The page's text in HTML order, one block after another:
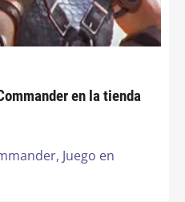
en la tienda
Juego en